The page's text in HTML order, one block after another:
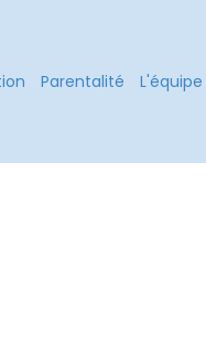
Parentalité L'équipe